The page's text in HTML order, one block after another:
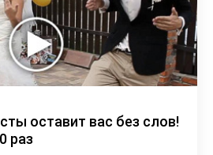
оставит вас без слов!
раз